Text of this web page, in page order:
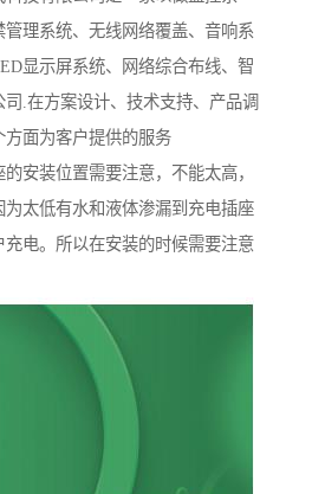
理系统、无线网络覆盖、音响系
显示屏系统、网络综合布线、智
.在方案设计、技术支持、产品调
面为客户提供的服务
安装位置需要注意，不能太高，
太低有水和液体渗漏到充电插座
充电。所以在安装的时候需要注意